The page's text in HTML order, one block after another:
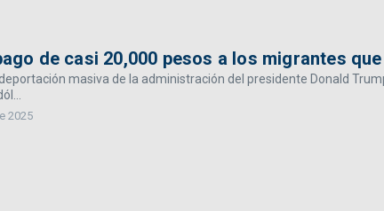
de casi 20,000 pesos a los migrantes
masiva de la administración del presidente Donald
2025